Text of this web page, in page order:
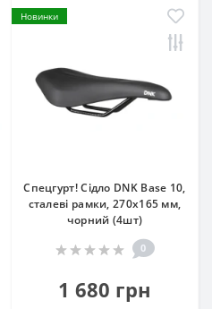
Новинки
Спецгурт! Сідло DNK Base 10,
сталеві рамки, 270x165 мм,
чорний (4шт)
0
1 680 грн